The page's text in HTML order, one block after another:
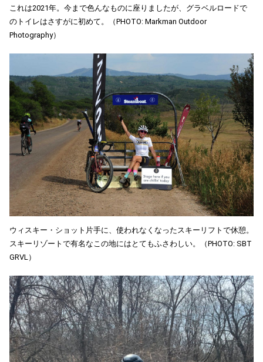
これは2021年。今まで色んなものに座りましたが、グラベルロードで
のトイレはさすがに初めて。（PHOTO: Markman Outdoor
Photography）
ウィスキー・ショット片手に、使われなくなったスキーリフトで休憩。
スキーリゾートで有名なこの地にはとてもふさわしい。（PHOTO: SBT
GRVL）